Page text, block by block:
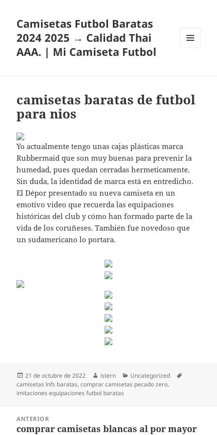
Camisetas Futbol Baratas
2024 2025 → Calidad Thai
AAA. | Mi Camiseta Futbol
camisetas baratas de futbol
para nios
Yo actualmente tengo unas cajas plásticas marca
Rubbermaid que son muy buenas para prevenir la
humedad, pues quedan cerradas hermeticamente.
Sin duda, la identidad de marca está en entredicho.
El Dépor presentado su nueva camiseta en un
emotivo video que recuerda las equipaciones
históricas del club y cómo han formado parte de la
vida de los coruñeses. También fue novedoso que
un sudamericano lo portara.
Publicado
el
21 de octubre de 2022 Autor
istern Categorías
Uncategorized
camisetas lnfs baratas,comprar camisetas pecado zero,
imitaciones equipaciones futbol baratas
ANTERIOR
Entrada
comprar camisetas blancas al por mayor